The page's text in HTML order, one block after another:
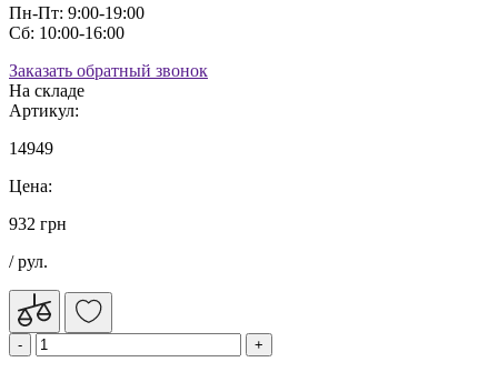
Пн-Пт: 9:00-19:00
Сб: 10:00-16:00
Заказать обратный звонок
На складе
Артикул:
14949
Цена:
932 грн
/ рул.